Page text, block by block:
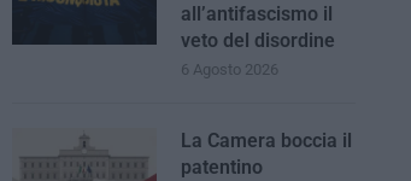
all’antifascismo il
veto del disordine
6 Agosto 2026
La Camera boccia il
patentino